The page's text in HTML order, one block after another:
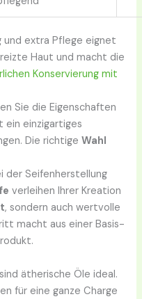
und extra Pflege eignet
Haut und macht die
Konservierung mit
Sie die Eigenschaften
ein einzigartiges
Die richtigeWahl
der Seifenherstellung
verleihen Ihrer Kreation
, sondern auch wertvolle
macht aus einer Basis-
sind ätherische Öle ideal.
für eine ganze Charge